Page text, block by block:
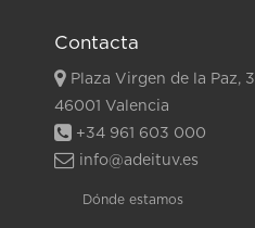
Contacta
Plaza Virgen de la Paz, 3
46001 Valencia
+34 961 603 000
info@adeituv.es
Dónde estamos